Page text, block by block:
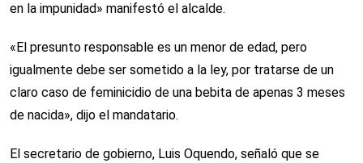
en la impunidad» manifestó el alcalde.
«El presunto responsable es un menor de edad, pero
igualmente debe ser sometido a la ley, por tratarse de un
claro caso de feminicidio de una bebita de apenas 3 meses
de nacida», dijo el mandatario.
El secretario de gobierno, Luis Oquendo, señaló que se